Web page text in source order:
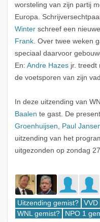
worsteling van zijn partij
Europa.
Winterschreef een
Frank. Over twee weken
speciaal daarvoor
En: Andre Hazesjr. treedt
de voetsporen van zijn
In deze uitzending van
Baalen te gast. De
Groenhuijsen, Paul
uitzending van het
uitgezonden op zondag
Uitzending gemist? VVD
WNL gemist?
NPO 1